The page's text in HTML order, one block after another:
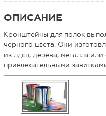
ОПИСАНИЕ
Кронштейны для полок
черного цвета. Они
из лдсп, дерева, металла
привлекательными